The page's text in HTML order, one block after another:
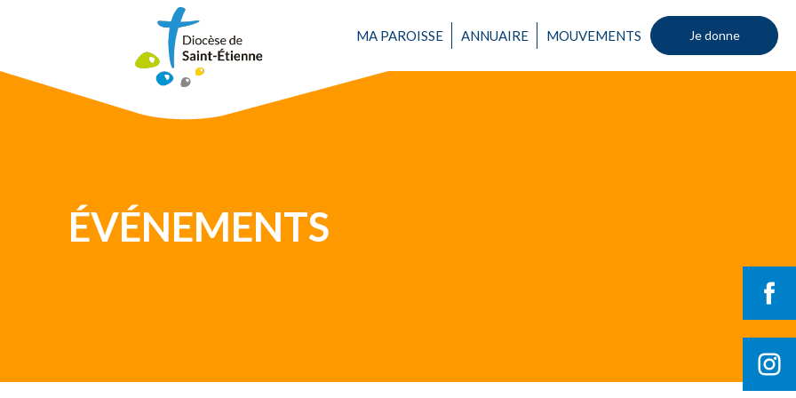
MA PAROISSE ANNUAIRE MOUVEMENTS Je donne
ÉVÉNEMENTS